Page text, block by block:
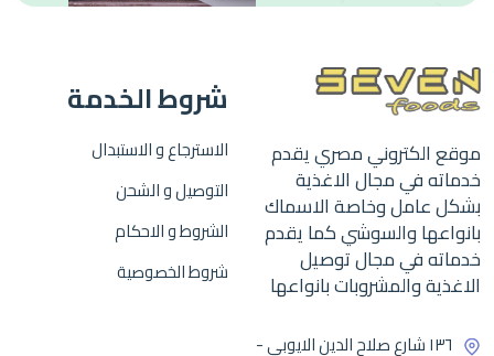
موقع الكتروني مصري يقدم
خدماته في مجال الاغذية
بشكل عامل وخاصة الاسماك
بانواعها والسوشي كما يقدم
خدماته في مجال توصيل
الاغذية والمشروبات بانواعها
١٣٦ شارع صلاح الدين الايوبي -
شروط الخدمة
الاسترجاع و الاستبدال
التوصيل و الشحن
الشروط و الاحكام
شروط الخصوصية